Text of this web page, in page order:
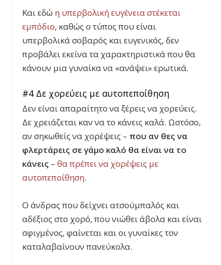
Και εδώ η υπερβολική ευγένεια στέκεται
εμπόδιο, καθώς ο τύπος που είναι
υπερβολικά σοβαρός και ευγενικός, δεν
προβάλει εκείνα τα χαρακτηριστικά που θα
κάνουν μια γυναίκα να «ανάψει» ερωτικά.
#4 Δε χορεύεις με αυτοπεποίθηση
Δεν είναι απαραίτητο να ξέρεις να χορεύεις.
Δε χρειάζεται καν να το κάνεις καλά. Ωστόσο,
αν σηκωθείς να χορέψεις – που αν θες να
φλερτάρεις σε γάμο καλό θα είναι να το
κάνεις – θα πρέπει να χορέψεις με
αυτοπεποίθηση.
Ο άνδρας που δείχνει ατσούμπαλός και
αδέξιος στο χορό, που νιώθει άβολα και είναι
σφιγμένος, φαίνεται και οι γυναίκες τον
καταλαβαίνουν πανεύκολα.